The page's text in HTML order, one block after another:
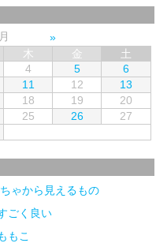
木 金
土
4 5
6
11 12
13
18 19
20
25 26
27
ゃから見えるもの
ごく良い
もこ